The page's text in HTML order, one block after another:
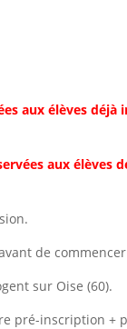
aux élèves
aux élèves
de
sur Oise (60).
pré-inscription +